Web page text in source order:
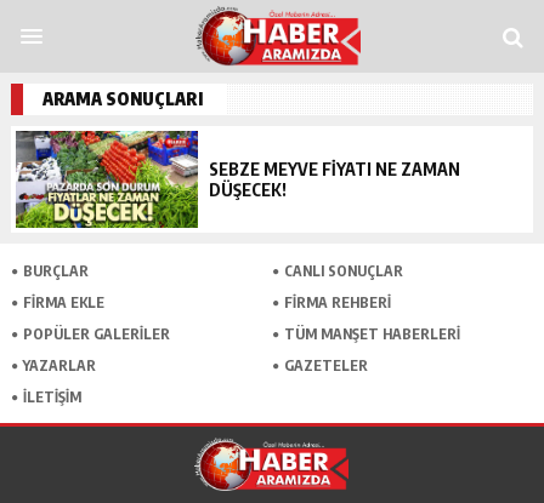
Grandpashabetgrandpashabetfunbahis
ARAMA SONUÇLARI
SEBZE MEYVE FIYATI NE ZAMAN
DÜŞECEK!
BURÇLAR
CANLI SONUÇLAR
FİRMA EKLE
FİRMA REHBERİ
POPÜLER GALERİLER
TÜM MANŞET HABERLERİ
YAZARLAR
GAZETELER
İLETİŞİM